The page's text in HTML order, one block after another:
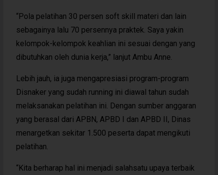
“Pola pelatihan 30 persen soft skill materi dan lain
sebagainya lalu 70 persennya praktek. Saya yakin
kelompok-kelompok keahlian ini sesuai dengan yang
dibutuhkan oleh dunia kerja,” lanjut Ambu Anne.
Lebih jauh, ia juga mengapresiasi program-program
Disnaker yang sudah running ini diawal tahun sudah
melaksanakan pelatihan ini. Dengan sumber anggaran
yang berasal dari APBN, APBD I dan APBD II, Dinas
menargetkan sekitar 1.500 peserta dapat mengikuti
pelatihan.
“Kita berharap hal ini menjadi salahsatu upaya terbaik